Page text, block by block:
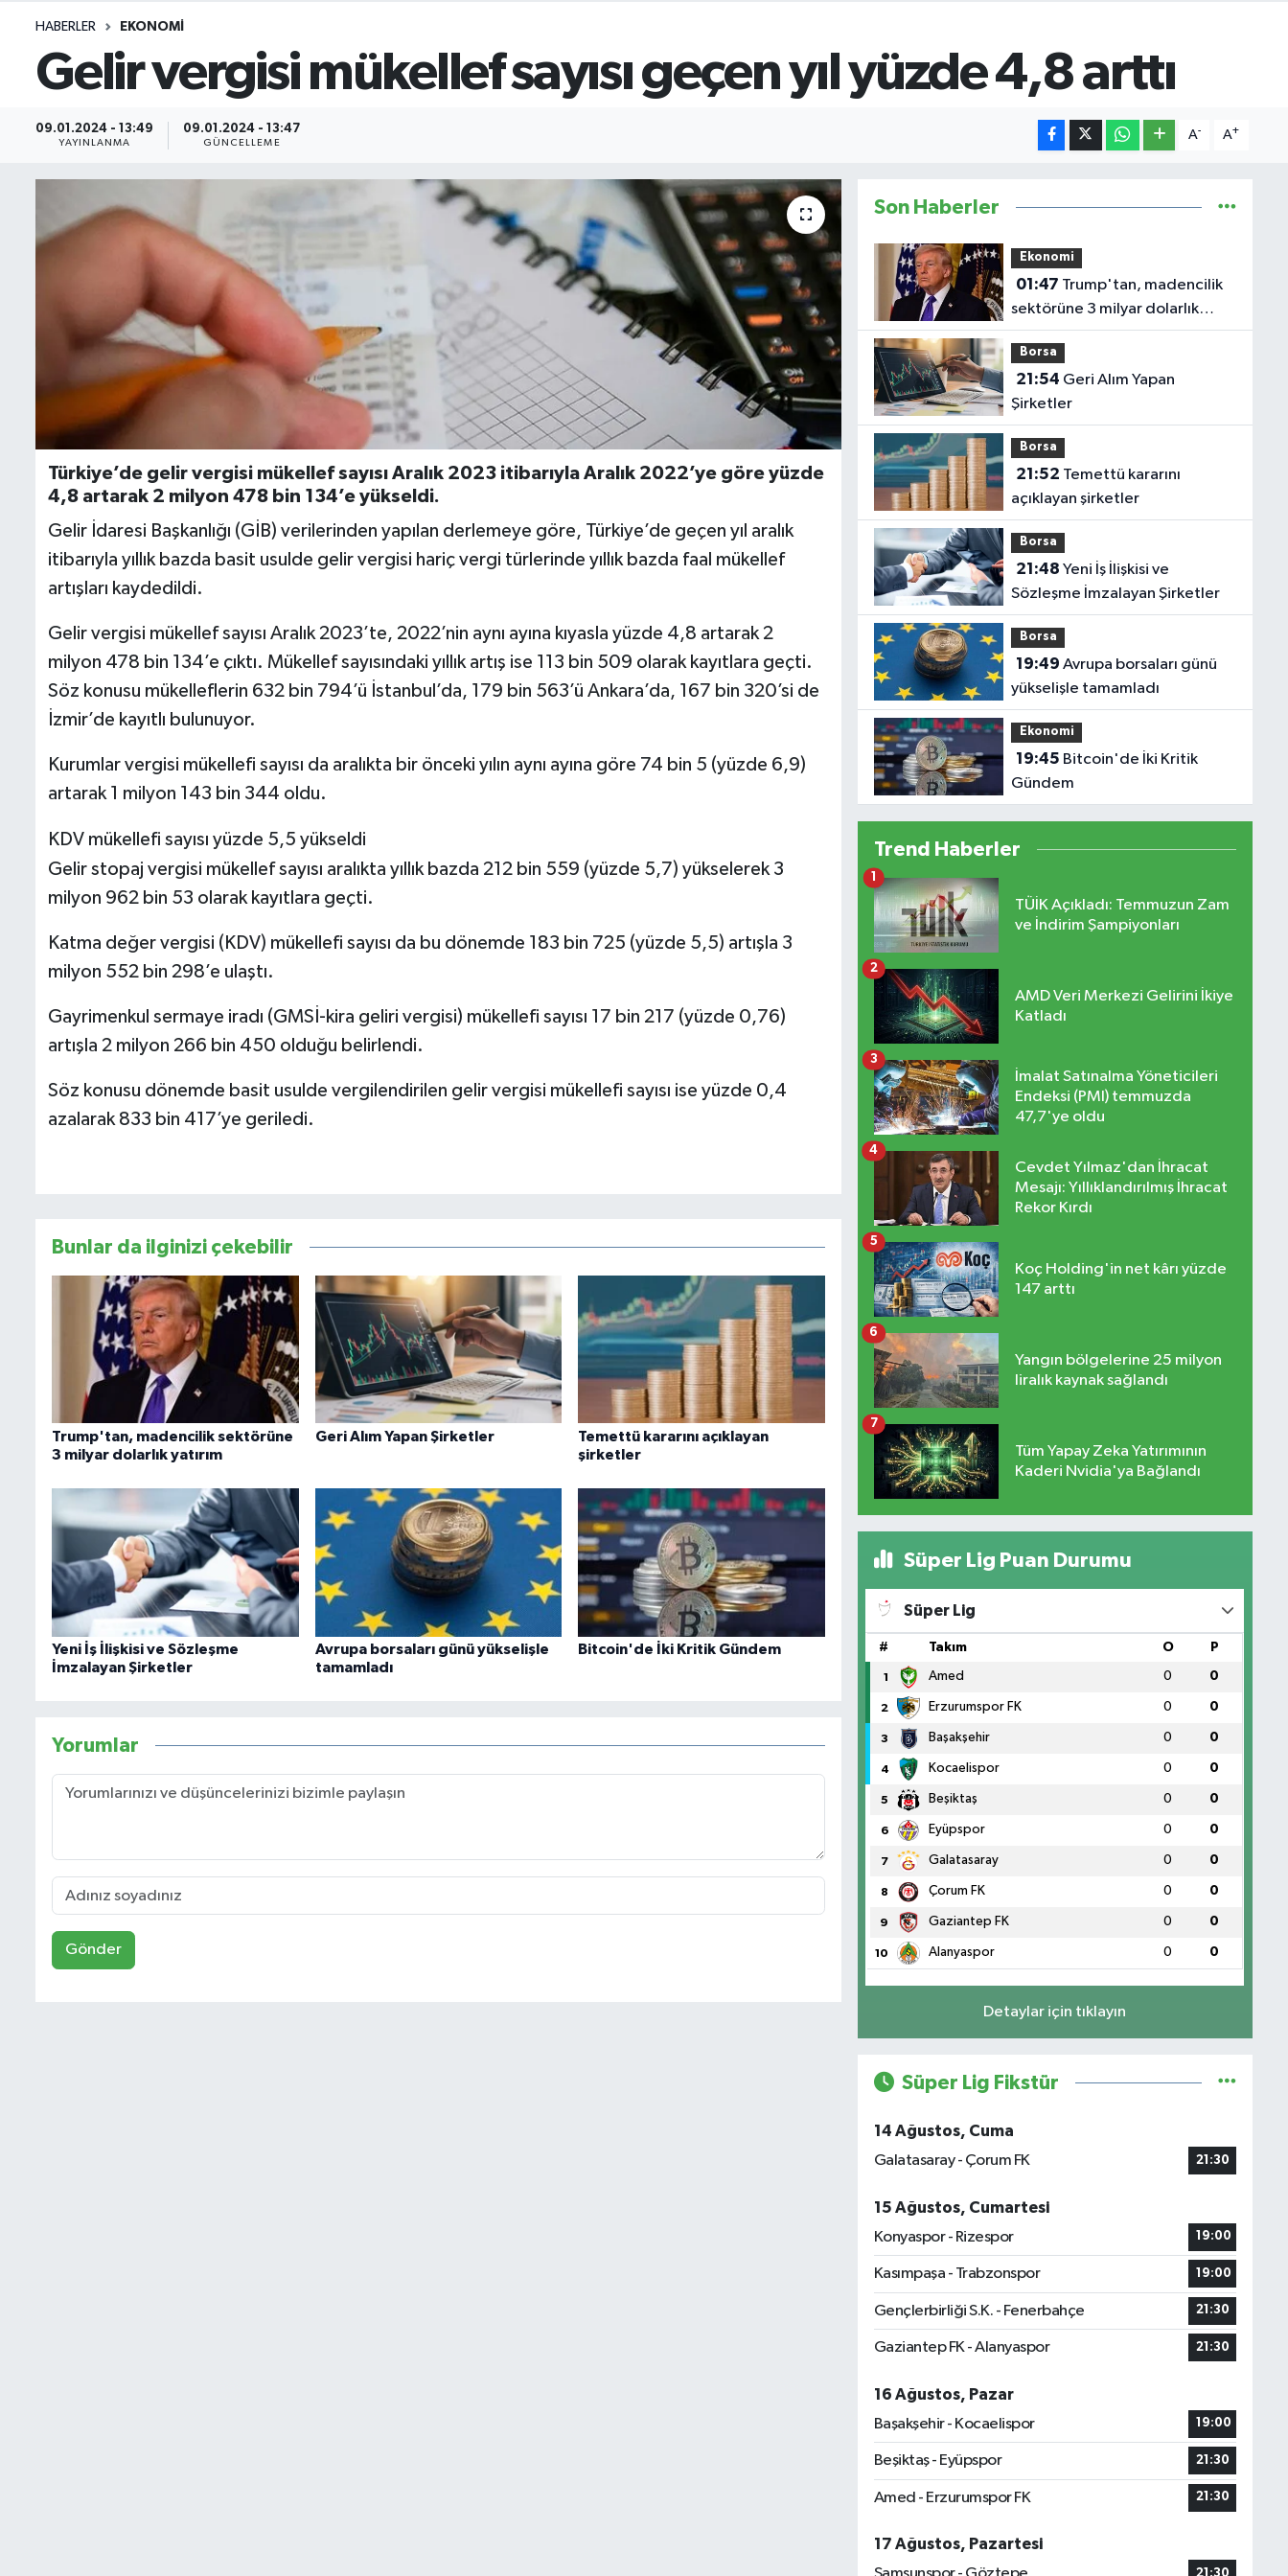
HABERLER EKONOMI
Gelir vergisi mükellef sayısı geçen yıl yüzde 4,8 arttı
09.01.2024 - 13:49
YAYINLANMA
09.01.2024 - 13:47
GÜNCELLEME
A- A+
Türkiye’de gelir vergisi mükellef sayısı Aralık 2023 itibarıyla Aralık 2022’ye göre yüzde
4,8 artarak 2 milyon 478 bin 134’e yükseldi.
Gelir İdaresi Başkanlığı (GİB) verilerinden yapılan derlemeye göre, Türkiye’de geçen yıl aralık
itibarıyla yıllık bazda basit usulde gelir vergisi hariç vergi türlerinde yıllık bazda faal mükellef
artışları kaydedildi.
Gelir vergisi mükellef sayısı Aralık 2023’te, 2022’nin aynı ayına kıyasla yüzde 4,8 artarak 2
milyon 478 bin 134’e çıktı. Mükellef sayısındaki yıllık artış ise 113 bin 509 olarak kayıtlara geçti.
Söz konusu mükelleflerin 632 bin 794’ü İstanbul’da, 179 bin 563’ü Ankara’da, 167 bin 320’si de
İzmir’de kayıtlı bulunuyor.
Kurumlar vergisi mükellefi sayısı da aralıkta bir önceki yılın aynı ayına göre 74 bin 5 (yüzde 6,9)
artarak 1 milyon 143 bin 344 oldu.
KDV mükellefi sayısı yüzde 5,5 yükseldi
Gelir stopaj vergisi mükellef sayısı aralıkta yıllık bazda 212 bin 559 (yüzde 5,7) yükselerek 3
milyon 962 bin 53 olarak kayıtlara geçti.
Katma değer vergisi (KDV) mükellefi sayısı da bu dönemde 183 bin 725 (yüzde 5,5) artışla 3
milyon 552 bin 298’e ulaştı.
Gayrimenkul sermaye iradı (GMSİ-kira geliri vergisi) mükellefi sayısı 17 bin 217 (yüzde 0,76)
artışla 2 milyon 266 bin 450 olduğu belirlendi.
Söz konusu dönemde basit usulde vergilendirilen gelir vergisi mükellefi sayısı ise yüzde 0,4
azalarak 833 bin 417’ye geriledi.
Bunlar da ilginizi çekebilir
Trump'tan, madencilik sektörüne
3 milyar dolarlık yatırım
Geri Alım Yapan Şirketler
Temettü kararını açıklayan
şirketler
Yeni İş İlişkisi ve Sözleşme
İmzalayan Şirketler
Avrupa borsaları günü yükselişle
tamamladı
Bitcoin'de İki Kritik Gündem
Yorumlar
Gönder
Son Haberler
Ekonomi
01:47
sektörüne 3 milyar dolarlık
yatırım
Borsa
21:54
Şirketler
Borsa
21:52
açıklayan şirketler
Borsa
21:48
Sözleşme İmzalayan Şirketler
Borsa
19:49
yükselişle tamamladı
Ekonomi
19:45
Gündem
Trend Haberler
TÜİK Açıkladı: Temmuzun Zam
ve İndirim Şampiyonları
1
AMD Veri Merkezi Gelirini İkiye
Katladı
2
İmalat Satınalma Yöneticileri
Endeksi (PMI) temmuzda
47,7'ye oldu
3
Cevdet Yılmaz'dan İhracat
Mesajı: Yıllıklandırılmış İhracat
Rekor Kırdı
4
Koç Holding'in net kârı yüzde
147 arttı
5
Yangın bölgelerine 25 milyon
liralık kaynak sağlandı
6
Tüm Yapay Zeka Yatırımının
Kaderi Nvidia'ya Bağlandı
7
Süper Lig Puan Durumu
Süper Lig
# Takım O P
1 Amed 0 0
2 Erzurumspor FK 0 0
3 Başakşehir 0 0
4 Kocaelispor 0 0
5 Beşiktaş 0 0
6 Eyüpspor 0 0
7 Galatasaray 0 0
8 Çorum FK 0 0
9 Gaziantep FK 0 0
10 Alanyaspor 0 0
Detaylar için tıklayın
Süper Lig Fikstür
14 Ağustos, Cuma
Galatasaray - Çorum FK
21:30
15 Ağustos, Cumartesi
Konyaspor - Rizespor
19:00
Kasımpaşa - Trabzonspor 19:00
Gençlerbirliği S.K. - Fenerbahçe 21:30
Gaziantep FK - Alanyaspor 21:30
16 Ağustos, Pazar
Başakşehir - Kocaelispor
19:00
Beşiktaş - Eyüpspor 21:30
Amed - Erzurumspor FK 21:30
17 Ağustos, Pazartesi
İletişim
Künye
Yasal Uyarı